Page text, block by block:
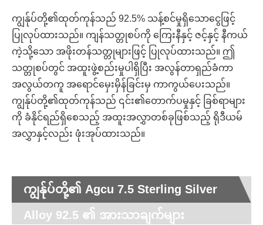
ကျွန်ုပ်တို့၏ထုတ်ကုန်သည် 92.5% သန့်စင်မှုရှိသောငွေဖြင့်
ပြုလုပ်ထားသည်။ ကျန်သတ္တုစပ်ကို ကြေးနီနှင့် ဇင့်နှင့် နီကယ်
ကဲ့သို့သော အဖိုးတန်သတ္တုများဖြင့် ပြုလုပ်ထားသည်။ ဤ
သတ္တုစပ်တွင် အထူးဖွဲ့စည်းမှုပါရှိပြီး အလွန်တာရှည်ခံကာ
အလွယ်တကူ အရောင်မှေးမှိန်ခြင်းမှ ကာကွယ်ပေးသည်။
ကျွန်ုပ်တို့၏ထုတ်ကုန်သည် ၎င်း၏တောက်ပမှုနှင့် ခြစ်ရာများ
ကို ခံနိုင်ရည်ရှိစေသည့် အထူးအလွှာတစ်ခုဖြစ်သည့် ရိုဒီယမ်
အလွှာနှင့်လည်း ဖုံးအုပ်ထားသည်။
ကျွန်ုပ်တို့၏ Agcu 7.5 Sterling Silver
Alloy 92.5 ၏ အားသာချက်များ